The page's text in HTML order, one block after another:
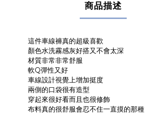
商品描述
這件車線褲真的超級喜歡
顏色水洗霧感灰好搭又不會太深
材質非常非常舒服
軟Q彈性又好
車線設計視覺上增加挺度
兩側的口袋很有造型
穿起來很好看而且也很修飾
布料真的很舒服會忍不住一直摸的那種